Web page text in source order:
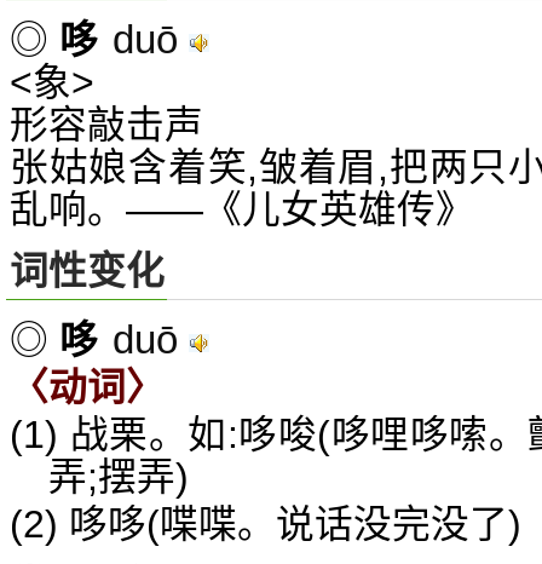
◎ 哆 duō
<象>
形容敲击声
张姑娘含着笑,皱着眉,把两只
乱响。——《儿女英雄传》
词性变化
◎ 哆 duō
〈动词〉
(1) 战栗。如:哆唆(哆哩哆嗦
弄;摆弄)
(2) 哆哆(喋喋。说话没完没了)